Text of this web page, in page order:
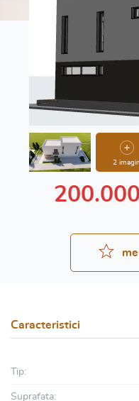
2
Caracteristici
Tip:
Suprafata: